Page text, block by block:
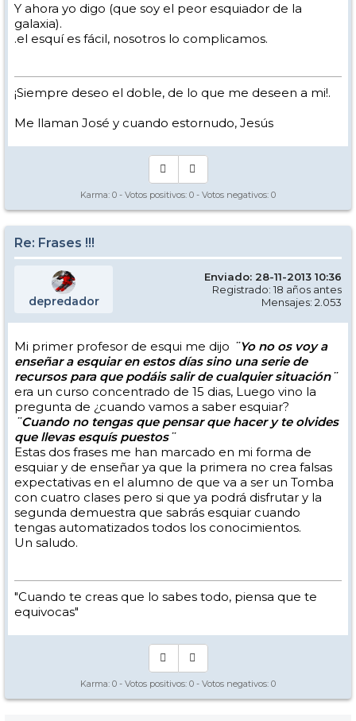
Y ahora yo digo (que soy el peor esquiador de la
galaxia).
.el esquí es fácil, nosotros lo complicamos.
¡Siempre deseo el doble, de lo que me deseen a mi!.
Me llaman José y cuando estornudo, Jesús
Karma: 0 - Votos positivos: 0 - Votos negativos: 0
Re: Frases !!!
depredador
Enviado: 28-11-2013 10:36
Registrado: 18 años antes
Mensajes: 2.053
Mi primer profesor de esqui me dijo ¨Yo no os voy a
enseñar a esquiar en estos días sino una serie de
recursos para que podáis salir de cualquier situación¨
era un curso concentrado de 15 dias, Luego vino la
pregunta de ¿cuando vamos a saber esquiar?
¨Cuando no tengas que pensar que hacer y te olvides
que llevas esquís puestos¨
Estas dos frases me han marcado en mi forma de
esquiar y de enseñar ya que la primera no crea falsas
expectativas en el alumno de que va a ser un Tomba
con cuatro clases pero si que ya podrá disfrutar y la
segunda demuestra que sabrás esquiar cuando
tengas automatizados todos los conocimientos.
Un saludo.
"Cuando te creas que lo sabes todo, piensa que te
equivocas"
Karma: 0 - Votos positivos: 0 - Votos negativos: 0